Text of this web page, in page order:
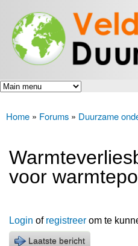
en naar
de inhoud
gaan
Veldhoven
Duurzaam
Energiek
naar de
toekomst
U bent hier
Home » Forums » Duurzame
voor
Login of registreer om te
Laatste bericht